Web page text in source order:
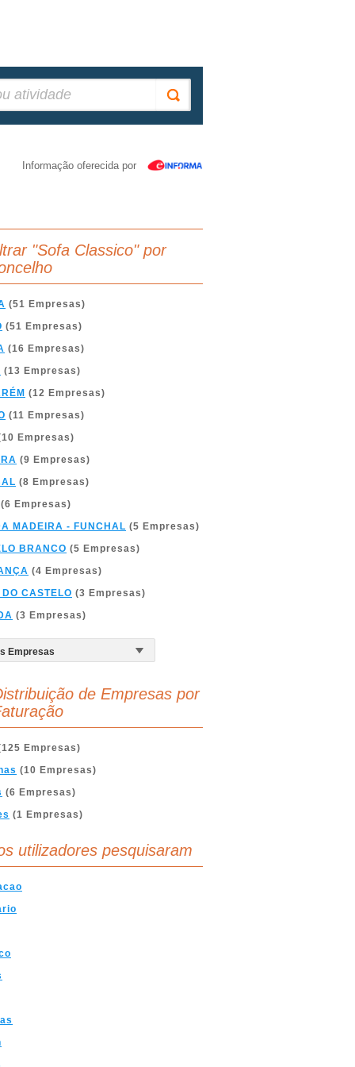
Informação oferecida por
"Sofa Classico" por
(51 Empresas)
(51 Empresas)
(16 Empresas)
(13 Empresas)
(12 Empresas)
(11 Empresas)
Empresas)
(9 Empresas)
(8 Empresas)
Empresas)
MADEIRA - FUNCHAL (5 Empresas)
BRANCO (5 Empresas)
(4 Empresas)
CASTELO (3 Empresas)
(3 Empresas)
de Empresas por
Empresas)
(10 Empresas)
(6 Empresas)
(1 Empresas)
utilizadores pesquisaram